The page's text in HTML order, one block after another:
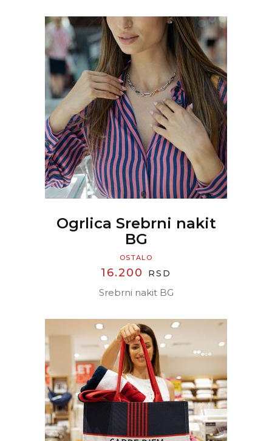
READ MORE
Ogrlica Srebrni nakit
BG
OSTALO
16.200 RSD
Srebrni nakit BG